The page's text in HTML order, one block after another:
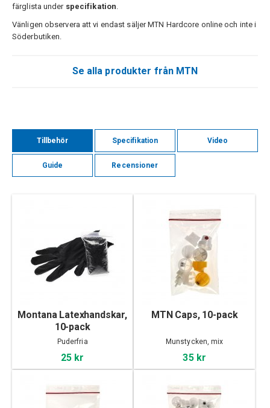
färglista under specifikation.
Vänligen observera att vi endast säljer MTN Hardcore online och inte i
Söderbutiken.
Se alla produkter från MTN
Tillbehör Specifikation Video
Guide Recensioner
Montana Latexhandskar,
10-pack
Puderfria
25 kr
MTN Caps, 10-pack
Munstycken, mix
35 kr